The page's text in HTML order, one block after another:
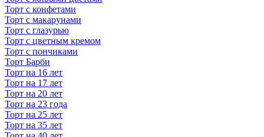
Торт с конфетами
Торт с макарунами
Торт с глазурью
Торт с цветным кремом
Торт с пончиками
Торт Барби
Торт на 16 лет
Торт на 17 лет
Торт на 20 лет
Торт на 23 года
Торт на 25 лет
Торт на 35 лет